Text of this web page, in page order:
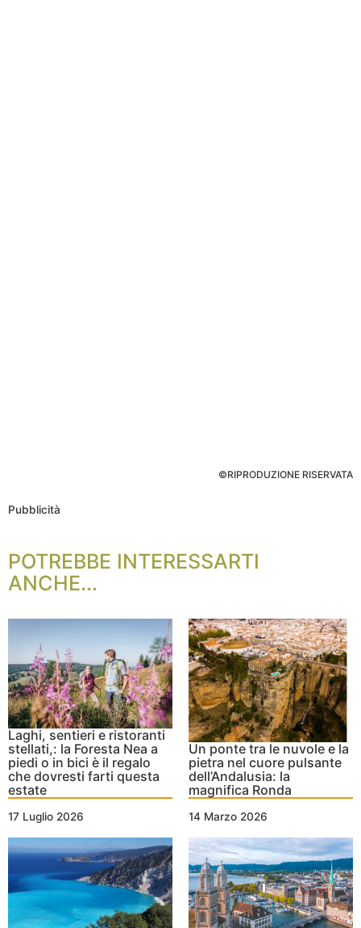
©RIPRODUZIONE RISERVATA
Pubblicità
POTREBBE INTERESSARTI
ANCHE...
Laghi, sentieri e ristoranti
stellati,: la Foresta Nea a
piedi o in bici è il regalo
che dovresti farti questa
estate
17 Luglio 2026
Un ponte tra le nuvole e la
pietra nel cuore pulsante
dell’Andalusia: la
magnifica Ronda
14 Marzo 2026